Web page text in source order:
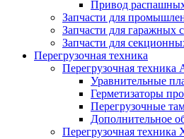
Привод
Запчасти для
Запчасти для гаражных
Запчасти для
Перегрузочная техника
Перегрузочная техника
Уравнительные
Герметизаторы
Перегрузочные
Дополнительное
Перегрузочная техника